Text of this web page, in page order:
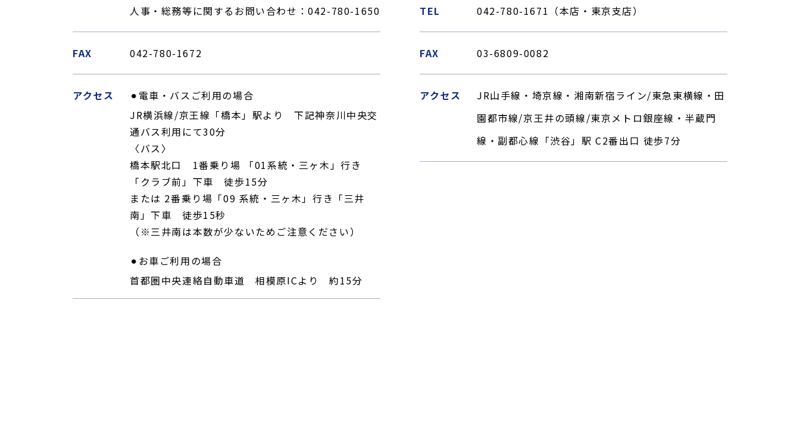
人事・総務等に関するお問い合わせ：042-780-1650
FAX 042-780-1672
アクセス
⚫︎電車・バスご利用の場合
JR横浜線/京王線「橋本」駅より 下記神奈川中央交
通バス利用にて30分
〈バス〉
橋本駅北口 1番乗り場 「01系統・三ヶ木」行き
「クラブ前」下車 徒歩15分
または 2番乗り場「09 系統・三ヶ木」行き「三井
南」下車 徒歩15秒
（※三井南は本数が少ないためご注意ください）
⚫︎お車ご利用の場合
首都圏中央連絡自動車道 相模原ICより 約15分
TEL 042-780-1671（本店・東京支店）
FAX 03-6809-0082
アクセス
JR山手線・埼京線・湘南新宿ライン/東急東横線・田
園都市線/京王井の頭線/東京メトロ銀座線・半蔵門
線・副都心線「渋谷」駅 C2番出口 徒歩7分